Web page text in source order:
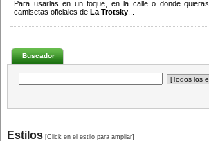
Para usarlas en un toque, en la calle o donde
camisetas oficiales de La Trotsky
Buscador
Estilos [Click en el estilo para ampliar]